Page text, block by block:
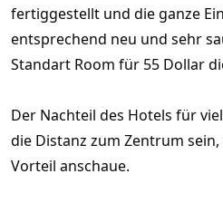
fertiggestellt und die ganze
entsprechend neu und sehr
Standart Room für 55 Dollar
Der Nachteil des Hotels für
die Distanz zum Zentrum
Vorteil anschaue.